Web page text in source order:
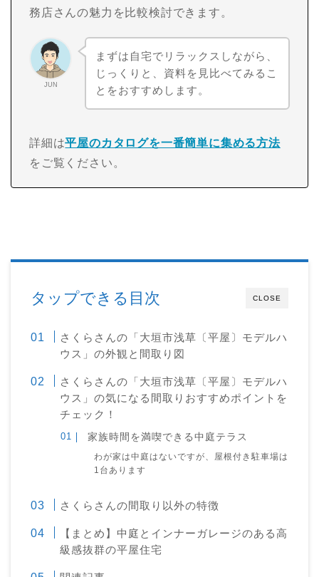
務店さんの魅力を比較検討できます。
JUN
まずは自宅でリラックスしながら、
じっくりと、資料を見比べてみるこ
とをおすすめします。
詳細は平屋のカタログを一番簡単に集める方法
をご覧ください。
CLOSE
タップできる目次
さくらさんの「大垣市浅草〔平屋〕モデルハ
ウス」の外観と間取り図
さくらさんの「大垣市浅草〔平屋〕モデルハ
ウス」の気になる間取りおすすめポイントを
チェック！
家族時間を満喫できる中庭テラス
わが家は中庭はないですが、屋根付き駐車場は
1台あります
さくらさんの間取り以外の特徴
【まとめ】中庭とインナーガレージのある高
級感抜群の平屋住宅